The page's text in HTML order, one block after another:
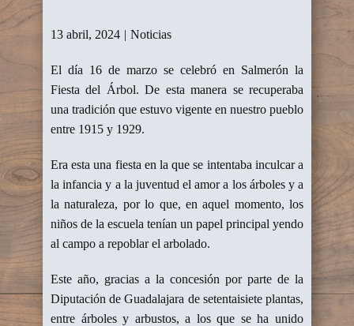
13 abril, 2024 Noticias
El día 16 de marzo se celebró en Salmerón la
Fiesta del Árbol. De esta manera se recuperaba
una tradición que estuvo vigente en nuestro pueblo
entre 1915 y 1929.
Era esta una fiesta en la que se intentaba inculcar a
la infancia y a la juventud el amor a los árboles y a
la naturaleza, por lo que, en aquel momento, los
niños de la escuela tenían un papel principal yendo
al campo a repoblar el arbolado.
Este año, gracias a la concesión por parte de la
Diputación deGuadalajara de setentaisiete plantas,
entre árboles y arbustos, a los que se ha unido